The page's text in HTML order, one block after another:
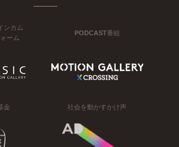
ンカム
ーム
PODCAST番組
金 社会を動かすかけ声